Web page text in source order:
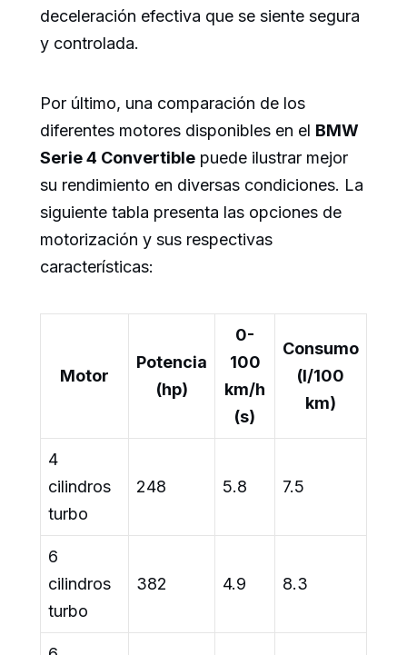
deceleración efectiva que se siente segura
y controlada.
Por último, una comparación de los
diferentes motores disponibles en el BMW
Serie 4 Convertible puede ilustrar mejor
su rendimiento en diversas condiciones. La
siguiente tabla presenta las opciones de
motorización y sus respectivas
características:
Motor
Potencia
(hp)
0-
100
km/h
(s)
Consumo
(l/100
km)
4
cilindros
turbo
248 5.8 7.5
6
cilindros
turbo
382 4.9 8.3